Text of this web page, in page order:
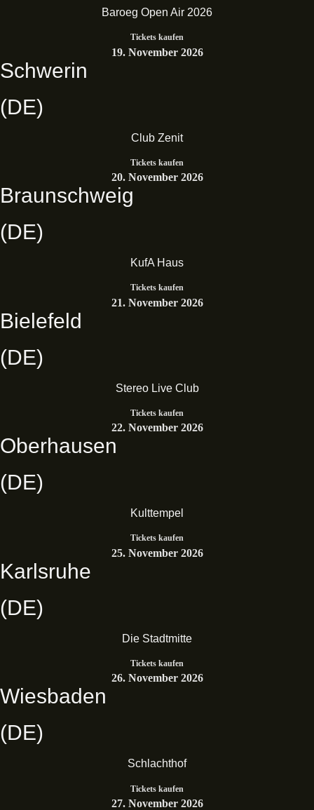
Baroeg Open Air 2026
Tickets kaufen
19. November 2026
Schwerin
(DE)
Club Zenit
Tickets kaufen
20. November 2026
Braunschweig
(DE)
KufA Haus
Tickets kaufen
21. November 2026
Bielefeld
(DE)
Stereo Live Club
Tickets kaufen
22. November 2026
Oberhausen
(DE)
Kulttempel
Tickets kaufen
25. November 2026
Karlsruhe
(DE)
Die Stadtmitte
Tickets kaufen
26. November 2026
Wiesbaden
(DE)
Schlachthof
Tickets kaufen
27. November 2026